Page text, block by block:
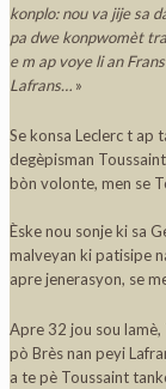
konplo: nou va jije sa
pa dwe konpwomèt
e m ap voye li an
Lafrans… »
Se konsa Leclerc t ap
degèpisman
bòn volonte, men se
Èske nou sonje ki sa
malveyan ki patisipe
apre jenerasyon, se
Apre 32 jou sou
pò Brès nan peyi
a te pè Toussaint